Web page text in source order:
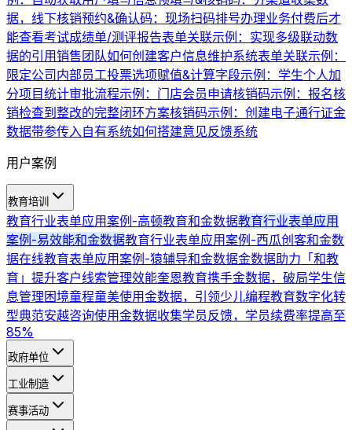
据，线下核销预约&确认码：现场扫码排号办理业务付费后才
能查看考试成绩单/测评报告表单关联示例：实现多级联动数
据的引用销售团队如何创建客户信息维护系统表单关联示例：
限定公司内部员工投票选项赋值&计算字段示例：学生个人加
分项目统计审批流程示例：门店会员申请核销码示例：报名核
销检查到整改的完整闭环方案核销码示例：创建电子通行证金
数据带参传入自有系统如何搭建意见反馈系统
用户案例
教育培训
教育行业表单应用案例-高顿教育和金数据教育行业表单应用
案例-易效能和金数据教育行业表单应用案例-西瓜创客和金数
据在线教育表单应用案例-猿辅导和金数据金数据助力「和教
育」提升客户线索管理效能奎恩教育携手金数据，破局学生信
息管理困境童程童美使用金数据，引领少儿编程教育数字化转
型典范安越咨询使用金数据收集学员反馈，学员续费率提高至
85%
政府单位
工业制造
赛事活动